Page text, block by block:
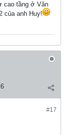
cao tầng ở Văn
của anh Huy!
#17